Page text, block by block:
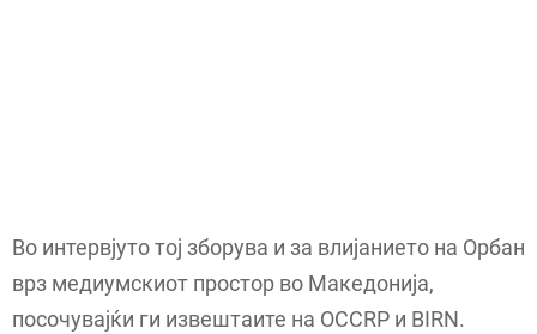
Во интервјуто тој зборува и за влијанието на Орбан
врз медиумскиот простор во Македонија,
посочувајќи ги извештаите на OCCRP и BIRN.